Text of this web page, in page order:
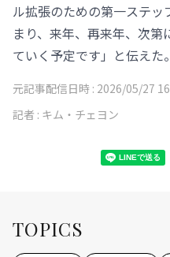
ル拡張のための第一ステ
まり、来年、再来年、次
ていく予定です」と伝えた。
元記事配信日時 : 2026/05/27
記者 : キム・チェヨン
TOPICS